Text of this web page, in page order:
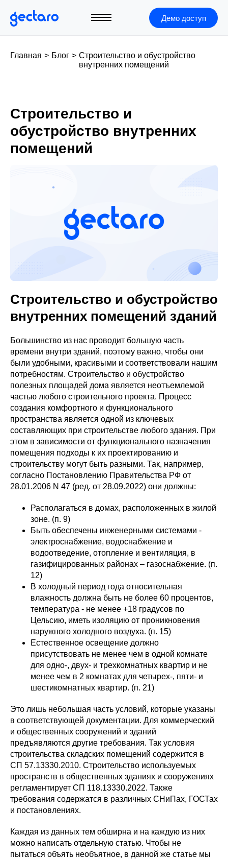
Демо доступ
Главная > Блог > Строительство и обустройство
внутренних помещений
Строительство и
обустройство внутренних
помещений
Строительство и обустройство
внутренних помещений зданий
Большинство из нас проводит большую часть
времени внутри зданий, поэтому важно, чтобы они
были удобными, красивыми и соответствовали нашим
потребностям. Строительство и обустройство
полезных площадей дома является неотъемлемой
частью любого строительного проекта. Процесс
создания комфортного и функционального
пространства является одной из ключевых
составляющих при строительстве любого здания. При
этом в зависимости от функционального назначения
помещения подходы к их проектированию и
строительству могут быть разными. Так, например,
согласно Постановлению Правительства РФ от
28.01.2006 N 47 (ред. от 28.09.2022) они должны:
Располагаться в домах, расположенных в жилой
зоне. (п. 9)
Быть обеспечены инженерными системами -
электроснабжение, водоснабжение и
водоотведение, отопление и вентиляция, в
газифицированных районах – газоснабжение. (п.
12)
В холодный период года относительная
влажность должна быть не более 60 процентов,
температура - не менее +18 градусов по
Цельсию, иметь изоляцию от проникновения
наружного холодного воздуха. (п. 15)
Естественное освещение должно
присутствовать не менее чем в одной комнате
для одно-, двух- и трехкомнатных квартир и не
менее чем в 2 комнатах для четырех-, пяти- и
шестикомнатных квартир. (п. 21)
Это лишь небольшая часть условий, которые указаны
в соответствующей документации. Для коммерческий
и общественных сооружений и зданий
предъявляются другие требования. Так условия
строительства складских помещений содержится в
СП 57.13330.2010. Строительство используемых
пространств в общественных зданиях и сооружениях
регламентирует СП 118.13330.2022. Также
требования содержатся в различных СНиПах, ГОСТах
и постановлениях.
Каждая из данных тем обширна и на каждую из них
можно написать отдельную статью. Чтобы не
пытаться объять необъятное, в данной же статье мы